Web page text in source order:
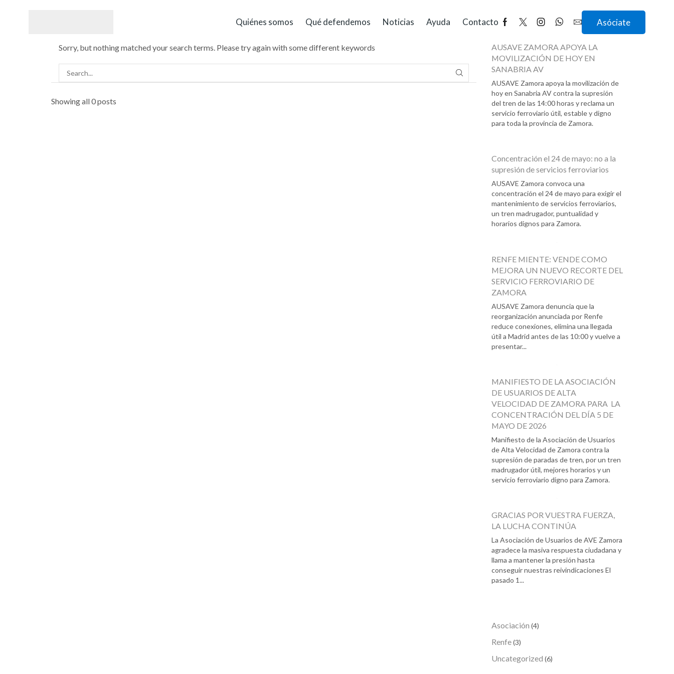
Quiénes somos Qué defendemos Noticias Ayuda Contacto Asóciate
Return to previous page
Sorry, but nothing matched your search terms. Please try again with some different keywords
Showing all 0 posts
AUSAVE ZAMORA APOYA LA
MOVILIZACIÓN DE HOY EN
SANABRIA AV
AUSAVE Zamora apoya la movilización de
hoy en Sanabria AV contra la supresión
del tren de las 14:00 horas y reclama un
servicio ferroviario útil, estable y digno
para toda la provincia de Zamora.
Concentración el 24 de mayo: no a la
supresión de servicios ferroviarios
AUSAVE Zamora convoca una
concentración el 24 de mayo para exigir el
mantenimiento de servicios ferroviarios,
un tren madrugador, puntualidad y
horarios dignos para Zamora.
RENFE MIENTE: VENDE COMO
MEJORA UN NUEVO RECORTE DEL
SERVICIO FERROVIARIO DE
ZAMORA
AUSAVE Zamora denuncia que la
reorganización anunciada por Renfe
reduce conexiones, elimina una llegada
útil a Madrid antes de las 10:00 y vuelve a
presentar...
MANIFIESTO DE LA ASOCIACIÓN
DE USUARIOS DE ALTA
VELOCIDAD DE ZAMORA PARA LA
CONCENTRACIÓN DEL DÍA 5 DE
MAYO DE 2026
Manifiesto de la Asociación de Usuarios
de Alta Velocidad de Zamora contra la
supresión de paradas de tren, por un tren
madrugador útil, mejores horarios y un
servicio ferroviario digno para Zamora.
GRACIAS POR VUESTRA FUERZA,
LA LUCHA CONTINÚA
La Asociación de Usuarios de AVE Zamora
agradece la masiva respuesta ciudadana y
llama a mantener la presión hasta
conseguir nuestras reivindicaciones El
pasado 1...
Asociación (4)
Renfe(3)
Uncategorized (6)